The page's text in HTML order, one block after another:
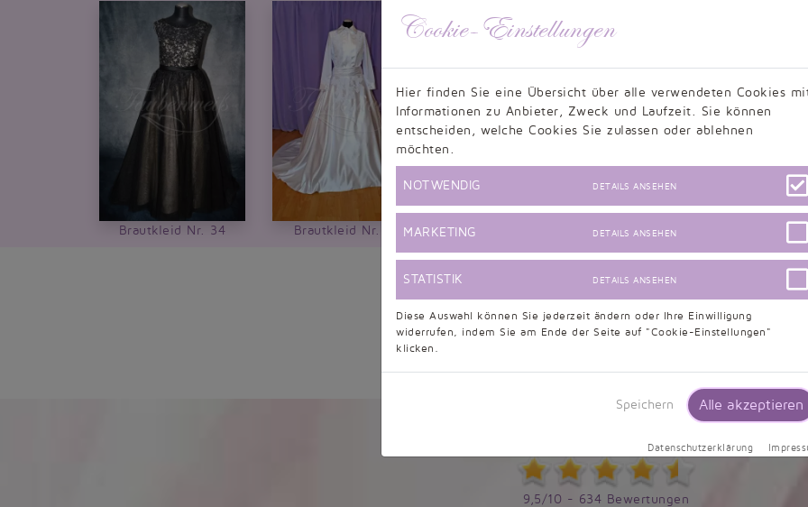
Brautkleid Nr. 34 Brautkleid Nr. 14
Kundenbewertungen
9,5/10 - 634 Bewertungen
Cookie-Einstellungen
Hier finden Sie eine Übersicht über alle verwendeten Cookies
Informationen zu Anbieter, Zweck und Laufzeit. Sie können
entscheiden, welche Cookies Sie zulassen oder ablehnen
möchten.
NOTWENDIG DETAILS ANSEHEN
MARKETING DETAILS ANSEHEN
STATISTIK DETAILS ANSEHEN
Diese Auswahl können Sie jederzeit ändern oder Ihre Einwilligung
widerrufen, indem Sie am Ende der Seite auf "Cookie-Einstellungen"
klicken.
Speichern Alle akzeptieren
Datenschutzerklärung